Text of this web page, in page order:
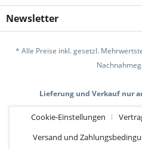
Newsletter
* Alle Preise inkl. gesetzl.
Lieferung und Verkauf nur
Cookie-Einstellungen
Versand und